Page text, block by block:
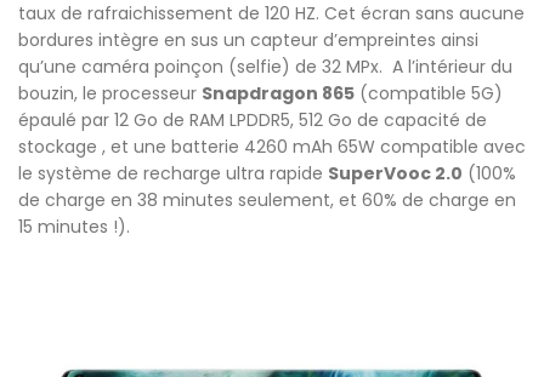
taux de rafraichissement de 120 HZ. Cet écran sans aucune
bordures intègre en sus un capteur d’empreintes ainsi
qu’une caméra poinçon (selfie) de 32 MPx. A l’intérieur du
bouzin, le processeur Snapdragon 865 (compatible 5G)
épaulé par 12 Go de RAM LPDDR5, 512 Go de capacité de
stockage , et une batterie 4260 mAh 65W compatible avec
le système de recharge ultra rapide SuperVooc 2.0 (100%
de charge en 38 minutes seulement, et 60% de charge en
15 minutes !).